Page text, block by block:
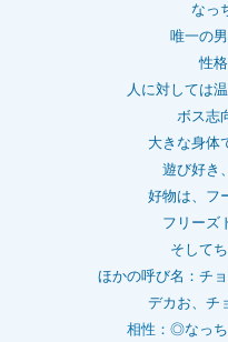
なっ
唯一の
性格
人に対しては
ボス志
大きな身体
遊び好き
好物は、フ
フリーズ
そして
ほかの呼び名：チ
デカお、チ
相性： ◎なっ